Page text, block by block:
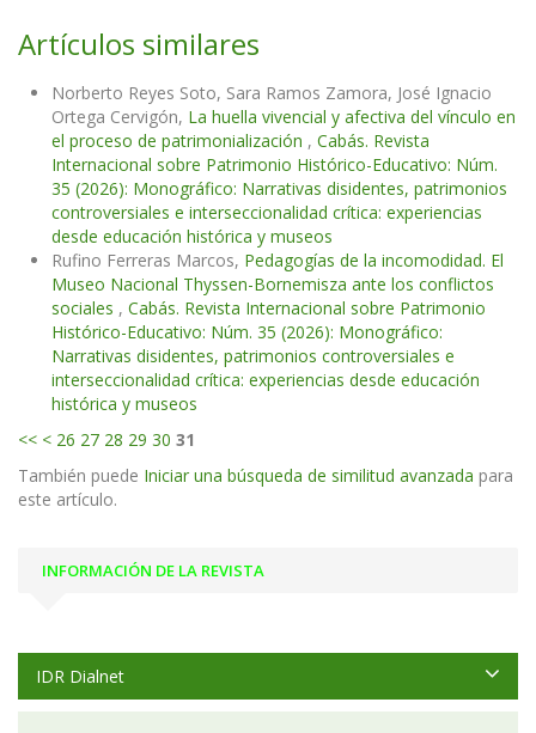
Artículos similares
Norberto Reyes Soto, Sara Ramos Zamora, José Ignacio
Ortega Cervigón, La huella vivencial y afectiva del vínculo en
el proceso de patrimonialización , Cabás. Revista
Internacional sobre Patrimonio Histórico-Educativo: Núm.
35 (2026): Monográfico: Narrativas disidentes, patrimonios
controversiales e interseccionalidad crítica: experiencias
desde educación histórica y museos
Rufino Ferreras Marcos, Pedagogías de la incomodidad. El
Museo Nacional Thyssen-Bornemisza ante los conflictos
sociales , Cabás. Revista Internacional sobre Patrimonio
Histórico-Educativo: Núm. 35 (2026): Monográfico:
Narrativas disidentes, patrimonios controversiales e
interseccionalidad crítica: experiencias desde educación
histórica y museos
<< < 26 27 28 29 30 31
También puede Iniciar una búsqueda de similitud avanzada para
este artículo.
INFORMACIÓN DE LA REVISTA
IDR Dialnet